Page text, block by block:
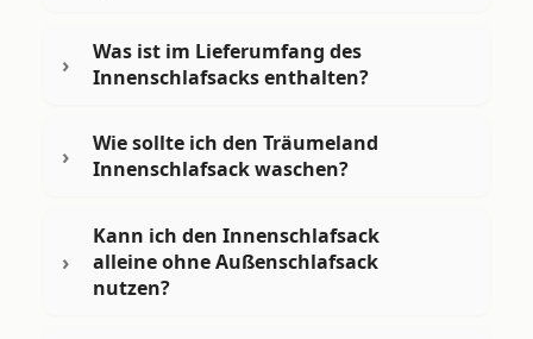
Was ist im Lieferumfang des
Innenschlafsacks enthalten?
Wie sollte ich den Träumeland
Innenschlafsack waschen?
Kann ich den Innenschlafsack
alleine ohne Außenschlafsack
nutzen?